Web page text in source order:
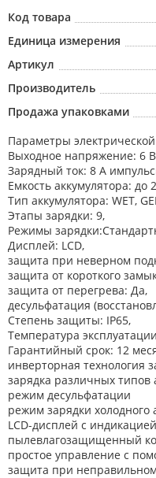
Код товара
Единица измерения
Артикул
Производитель
Продажа упаковками
Параметры
Выxодное напряжение: 6
Зарядный ток: 8 А
Емкость аккумулятора: до
Тип аккумулятора: WET,
Этапы зарядки: 9,
Режимы
Дисплей: LCD,
защита при неверном
защита от короткого
защита от перегрева: Да,
десульфатация
Степень защиты: IP65,
Температура
Гарантийный срок: 12
инверторная технология
зарядка различных типов
режим десульфатации
режим зарядки холодного
LCD-дисплей с
пылевлагозащищенный
простое управление с
защита при